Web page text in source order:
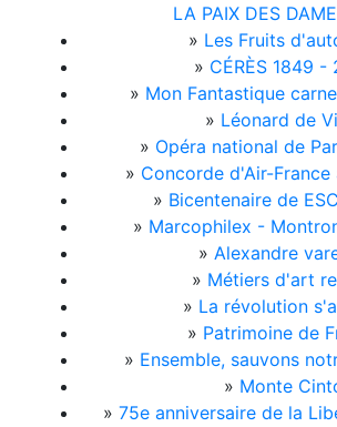
LA PAIX DES
» Les Fruits
» CÉRÈS 1849 -
» Mon Fantastique
» Léonard de
» Opéra national de
» Concorde d'Air-France
» Bicentenaire de
» Marcophilex -
» Alexandre
» Métiers d'art
» La révolution
» Patrimoine de
» Ensemble, sauvons
» Monte
» 75e anniversaire de la